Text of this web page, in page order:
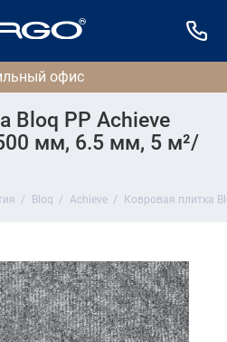
Bloq PP Achieve
мм, 6.5 мм, 5 м²/
Bloq Achieve Ковровая плитка